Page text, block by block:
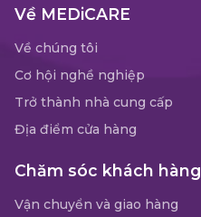
Về MEDiCARE
Về chúng tôi
Cơ hội nghề nghiệp
Trở thành nhà cung cấp
Địa điểm cửa hàng
Chăm sóc khách hàng
Vận chuyển và giao hàng